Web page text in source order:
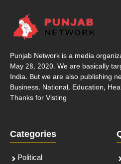
Punjab Network is a media
May 28, 2020. We are basically
India. But we are also publishing
Business, National, Education,
Thanks for Visting
Categories
Political